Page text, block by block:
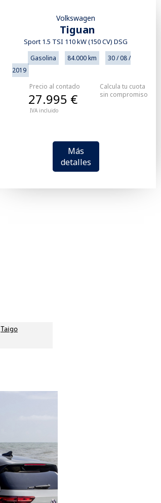
Volkswagen
Tiguan
Sport 1.5 TSI 110 kW (150 CV) DSG
Gasolina 84.000 km
30 / 08 /
2019
Precio al contado
IVA incluido
27.995 €
Más
detalles
Calcula tu cuota
sin compromiso
Taigo